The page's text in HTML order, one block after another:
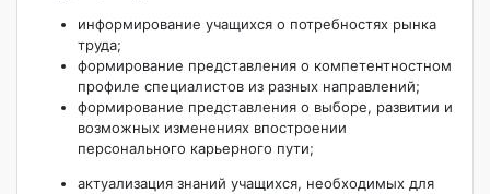
информирование учащихся о потребностях рынка
труда;
формирование представления о компетентностном
профиле специалистов из разных направлений;
формирование представления о выборе, развитии и
возможных изменениях впостроении
персонального карьерного пути;
актуализация знаний учащихся, необходимых для